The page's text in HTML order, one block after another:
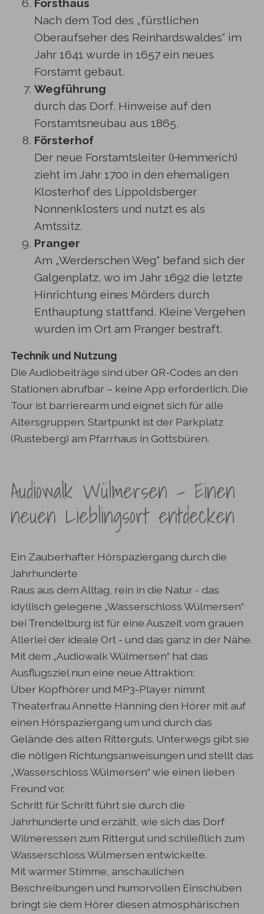
Forsthaus
Nach dem Tod des „fürstlichen
Oberaufseher des Reinhardswaldes“ im
Jahr 1641 wurde in 1657 ein neues
Forstamt gebaut.
Wegführung
durch das Dorf. Hinweise auf den
Forstamtsneubau aus 1865.
Försterhof
Der neue Forstamtsleiter (Hemmerich)
zieht im Jahr 1700 in den ehemaligen
Klosterhof des Lippoldsberger
Nonnenklosters und nutzt es als
Amtssitz.
Pranger
Am „Werderschen Weg“ befand sich der
Galgenplatz, wo im Jahr 1692 die letzte
Hinrichtung eines Mörders durch
Enthauptung stattfand. Kleine Vergehen
wurden im Ort am Pranger bestraft.
Technik und Nutzung
Die Audiobeiträge sind über QR-Codes an den
Stationen abrufbar – keine App erforderlich. Die
Tour ist barrierearm und eignet sich für alle
Altersgruppen. Startpunkt ist der Parkplatz
(Rusteberg) am Pfarrhaus in Gottsbüren.
Audiowalk Wülmersen – Einen
neuen Lieblingsort entdecken
Ein Zauberhafter Hörspaziergang durch die
Jahrhunderte
Raus aus dem Alltag, rein in die Natur - das
idyllisch gelegene „Wasserschloss Wülmersen“
bei Trendelburg ist für eine Auszeit vom grauen
Allerlei der ideale Ort - und das ganz in der Nähe.
Mit dem „Audiowalk Wülmersen“ hat das
Ausflugsziel nun eine neue Attraktion:
Über Kopfhörer und MP3-Player nimmt
Theaterfrau Annette Hänning den Hörer mit auf
einen Hörspaziergang um und durch das
Gelände des alten Ritterguts. Unterwegs gibt sie
die nötigen Richtungsanweisungen und stellt das
„Wasserschloss Wülmersen“ wie einen lieben
Freund vor.
Schritt für Schritt führt sie durch die
Jahrhunderte und erzählt, wie sich das Dorf
Wilmeressen zum Rittergut und schließlich zum
Wasserschloss Wülmersen entwickelte.
Mit warmer Stimme, anschaulichen
Beschreibungen und humorvollen Einschüben
bringt sie dem Hörer diesen atmosphärischen